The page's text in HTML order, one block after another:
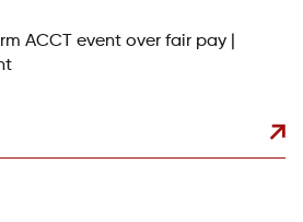
ACCT event over fair pay |